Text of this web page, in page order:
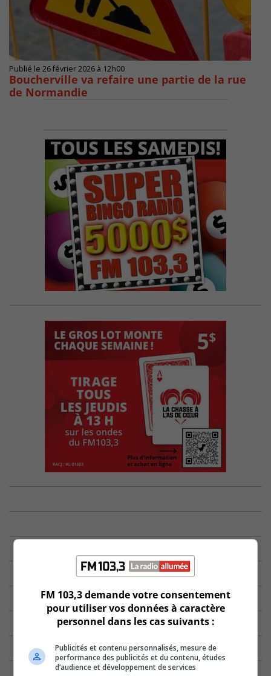
Publié le 26 février 2026 à 12h00
Boucherville va refaire une partie de la rue
de Normandie
FM 103,3 demande votre consentement
pour utiliser vos données à caractère
personnel dans les cas suivants :
Publicités et contenu personnalisés, mesure de
performance des publicités et du contenu, études
d’audience et développement de services